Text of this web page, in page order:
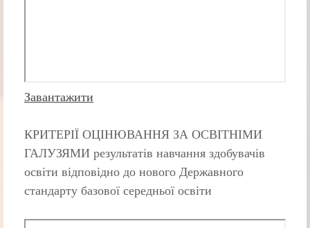
Завантажити
КРИТЕРІЇ ОЦІНЮВАННЯ ЗА ОСВІТНІМИ
ГАЛУЗЯМИ результатів навчання здобувачів
освіти відповідно до нового Державного
стандарту базової середньої освіти